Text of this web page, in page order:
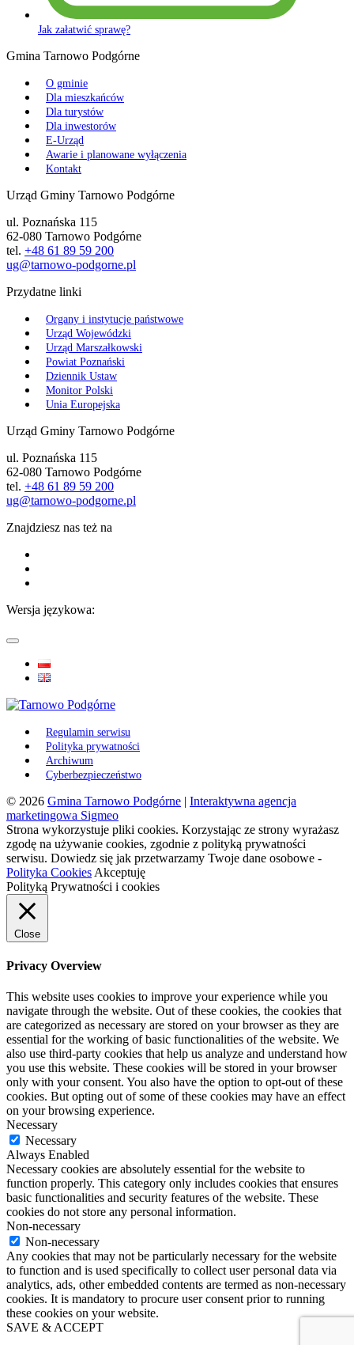
Jak załatwić sprawę?
Gmina Tarnowo Podgórne
O gminie
Dla mieszkańców
Dla turystów
Dla inwestorów
E-Urząd
Awarie i planowane wyłączenia
Kontakt
Urząd Gminy Tarnowo Podgórne
ul. Poznańska 115
62-080 Tarnowo Podgórne
tel. +48 61 89 59 200
ug@tarnowo-podgorne.pl
Przydatne linki
Organy i instytucje państwowe
Urząd Wojewódzki
Urząd Marszałkowski
Powiat Poznański
Dziennik Ustaw
Monitor Polski
Unia Europejska
Urząd Gminy Tarnowo Podgórne
ul. Poznańska 115
62-080 Tarnowo Podgórne
tel. +48 61 89 59 200
ug@tarnowo-podgorne.pl
Znajdziesz nas też na
Wersja językowa:
Regulamin serwisu
Polityka prywatności
Archiwum
Cyberbezpieczeństwo
© 2026 Gmina Tarnowo Podgórne | Interaktywna agencja
marketingowa Sigmeo
Strona wykorzystuje pliki cookies. Korzystając ze strony wyrażasz
zgodę na używanie cookies, zgodnie z polityką prywatności
serwisu. Dowiedz się jak przetwarzamy Twoje dane osobowe -
Polityka Cookies Akceptuję
Polityką Prywatności i cookies
Close
Privacy Overview
This website uses cookies to improve your experience while you
navigate through the website. Out of these cookies, the cookies that
are categorized as necessary are stored on your browser as they are
essential for the working of basic functionalities of the website. We
also use third-party cookies that help us analyze and understand how
you use this website. These cookies will be stored in your browser
only with your consent. You also have the option to opt-out of these
cookies. But opting out of some of these cookies may have an effect
on your browsing experience.
Necessary
Necessary
Always Enabled
Necessary cookies are absolutely essential for the website to
function properly. This category only includes cookies that ensures
basic functionalities and security features of the website. These
cookies do not store any personal information.
Non-necessary
Non-necessary
Any cookies that may not be particularly necessary for the website
to function and is used specifically to collect user personal data via
analytics, ads, other embedded contents are termed as non-necessary
cookies. It is mandatory to procure user consent prior to running
these cookies on your website.
SAVE & ACCEPT